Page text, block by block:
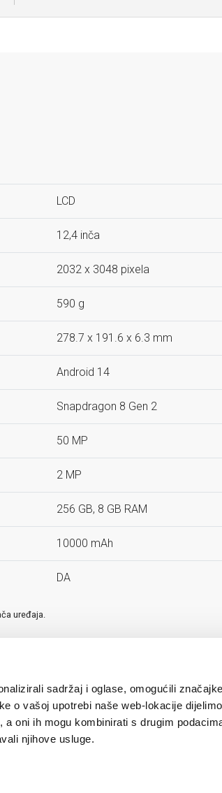
sadržaj i oglase, omogućili
o vašoj upotrebi naše web-lokacije
oni ih mogu kombinirati s drugim
njihove usluge.
LCD
12,4 inča
2032 x 3048 pixela
590 g
278.7 x 191.6 x 6.3 mm
Android 14
Snapdragon 8 Gen 2
50 MP
2 MP
256 GB, 8 GB RAM
10000 mAh
DA
uređaja.